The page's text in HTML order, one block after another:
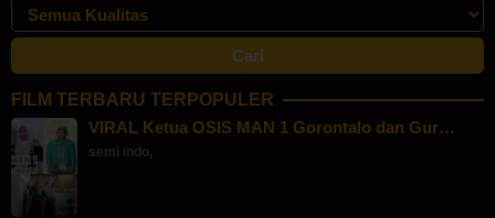
FILM TERBARU TERPOPULER
VIRAL Ketua OSIS MAN 1 Gorontalo dan Gur…
semi indo,